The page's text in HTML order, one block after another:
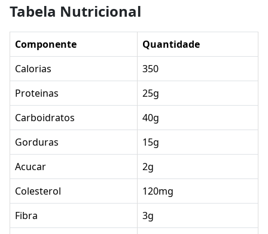
Tabela Nutricional
Componente
Quantidade
Calorias
350
Proteinas
25g
Carboidratos
40g
Gorduras
15g
Acucar
2g
Colesterol
120mg
Fibra
3g